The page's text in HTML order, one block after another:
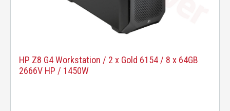
HP Z8 G4 Workstation / 2 x Gold 6154 / 8 x 64GB
2666V HP / 1450W